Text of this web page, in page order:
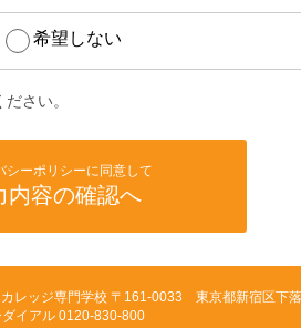
希望しない
さい。
シーポリシーに同意して
内容の確認へ
レッジ専門学校 〒161-0033 東京都新宿区下
ダイアル 0120-830-800